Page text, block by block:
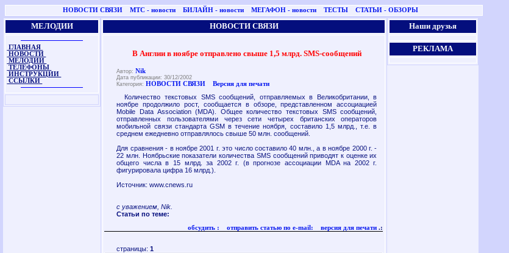
НОВОСТИ СВЯЗИ МТС - новости БИЛАЙН - новости МЕГАФОН - новости ТЕСТЫ СТАТЬИ - ОБЗОРЫ
МЕЛОДИИ
ГЛАВНАЯ
НОВОСТИ
МЕЛОДИИ
ТЕЛЕФОНЫ
ИНСТРУКЦИИ
ССЫЛКИ
НОВОСТИ СВЯЗИ
В Англии в ноябре отправлено свыше 1,5 млрд. SMS-сообщений
Автор: Nik
Дата публикации: 30/12/2002
Категория: НОВОСТИ СВЯЗИ Версия для печати
Количество текстовых SMS сообщений, отправляемых в Великобритании, в
ноябре продолжило рост, сообщается в обзоре, представленном ассоциацией
Mobile Data Association (MDA). Общее количество текстовых SMS сообщений,
отправленных пользователями через сети четырех британских операторов
мобильной связи стандарта GSM в течение ноября, составило 1,5 млрд., т.е. в
среднем ежедневно отправлялось свыше 50 млн. сообщений.
Для сравнения - в ноябре 2001 г. это число составило 40 млн., а в ноябре 2000 г. -
22 млн. Ноябрьские показатели количества SMS сообщений приводят к оценке их
общего числа в 15 млрд. за 2002 г. (в прогнозе ассоциации MDA на 2002 г.
фигурировала цифра 16 млрд.).
Источник: www.cnews.ru
с уважением, Nik.
Статьи по теме:
обсудить : отправить статью по e-mail: версия для печати .:
страницы:1
Наши друзья
РЕКЛАМА